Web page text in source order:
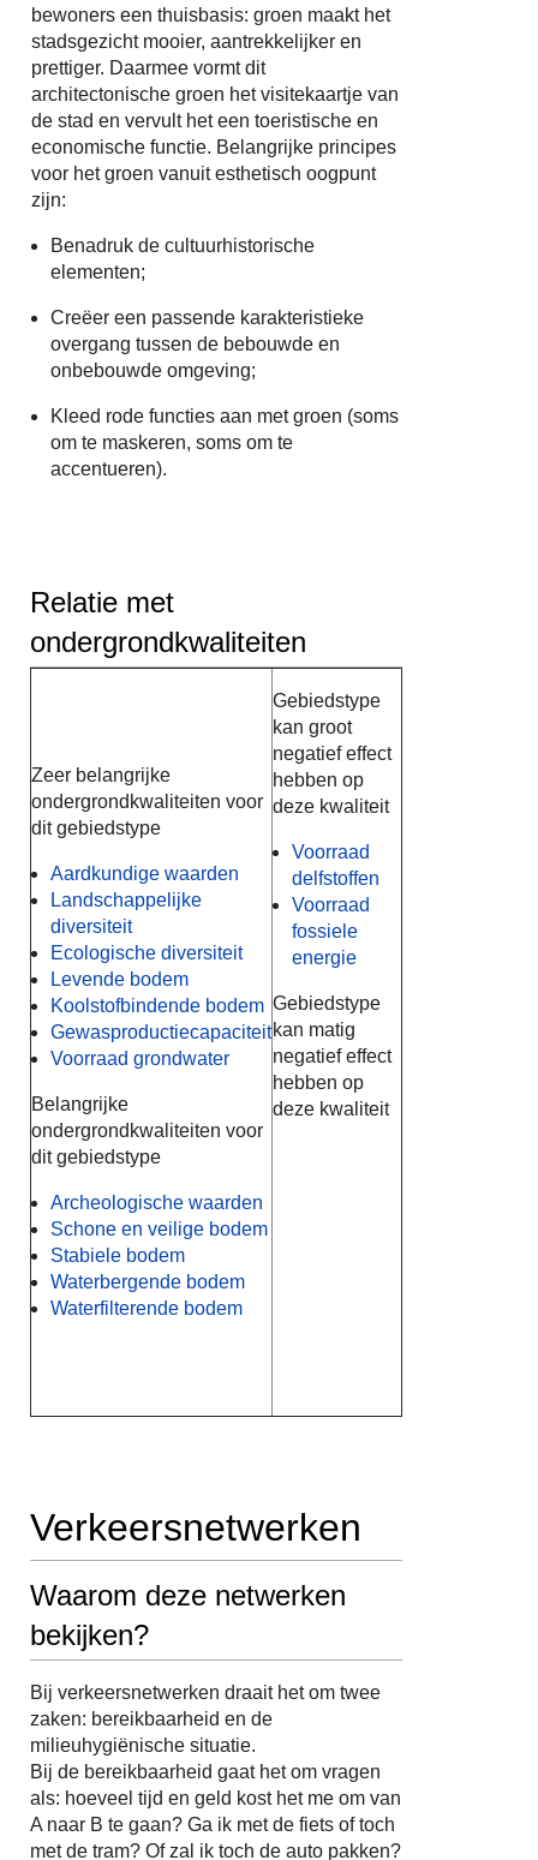
bewoners een thuisbasis: groen maakt het
stadsgezicht mooier, aantrekkelijker en
prettiger. Daarmee vormt dit
architectonische groen het visitekaartje van
de stad en vervult het een toeristische en
economische functie. Belangrijke principes
voor het groen vanuit esthetisch oogpunt
zijn:
Benadruk de cultuurhistorische
elementen;
Creëer een passende karakteristieke
overgang tussen de bebouwde en
onbebouwde omgeving;
Kleed rode functies aan met groen (soms
om te maskeren, soms om te
accentueren).
Relatie met
ondergrondkwaliteiten
Zeer belangrijke
ondergrondkwaliteiten voor
dit gebiedstype
Aardkundige waarden
Landschappelijke
diversiteit
Ecologische diversiteit
Levende bodem
Koolstofbindende bodem
Gewasproductiecapaciteit
Voorraad grondwater
Belangrijke
ondergrondkwaliteiten voor
dit gebiedstype
Archeologische waarden
Schone en veilige bodem
Stabiele bodem
Waterbergende bodem
Waterfilterende bodem
Gebiedstype
kan groot
negatief effect
hebben op
deze kwaliteit
Voorraad
delfstoffen
Voorraad
fossiele
energie
Gebiedstype
kan matig
negatief effect
hebben op
deze kwaliteit
Verkeersnetwerken
Waarom deze netwerken
bekijken?
Bij verkeersnetwerken draait het om twee
zaken: bereikbaarheid en de
milieuhygiënische situatie.
Bij de bereikbaarheid gaat het om vragen
als: hoeveel tijd en geld kost het me om van
A naar B te gaan? Ga ik met de fiets of toch
met de tram? Of zal ik toch de auto pakken?